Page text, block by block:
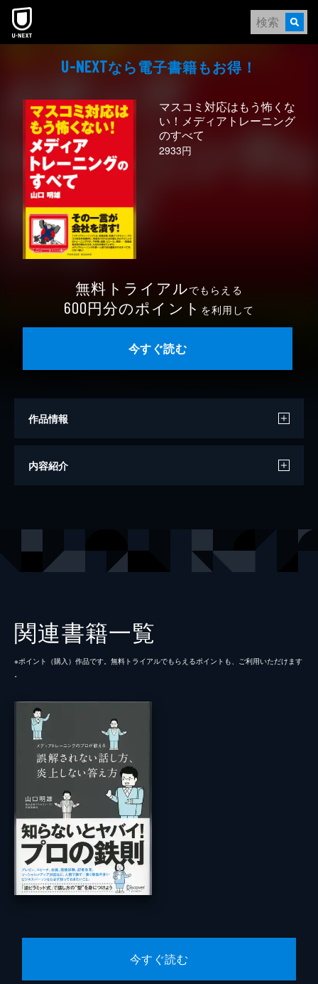
本文へスキップ
U-NEXTなら電⼦書籍もお得！
マスコミ対応はもう怖くな
い！メディアトレーニング
のすべて
2933円
無料トライアルでもらえる
600円分のポイント を利用して
今すぐ読む
作品情報
著者
内容紹介
関連書籍一覧
※ポイント（購⼊）作品です。無料トライアルでもらえるポイントも、ご利⽤いただけます
。
今すぐ読む